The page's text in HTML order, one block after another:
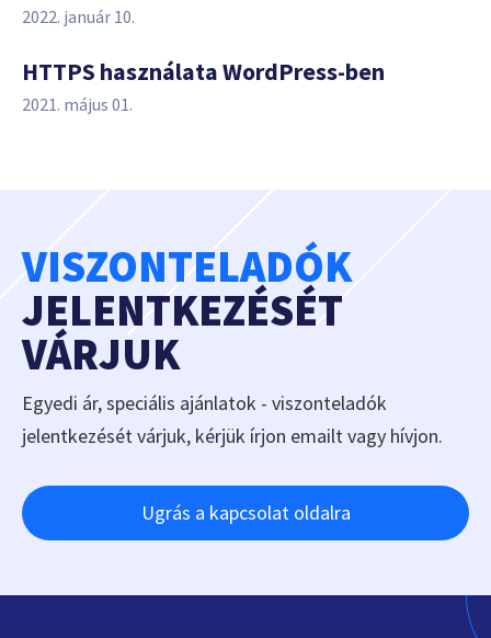
2022. január 10.
HTTPS használata WordPress-ben
2021. május 01.
VISZONTELADÓK
JELENTKEZÉSÉT
VÁRJUK
Egyedi ár, speciális ajánlatok - viszonteladók
jelentkezését várjuk, kérjük írjon emailt vagy hívjon.
Ugrás a kapcsolat oldalra